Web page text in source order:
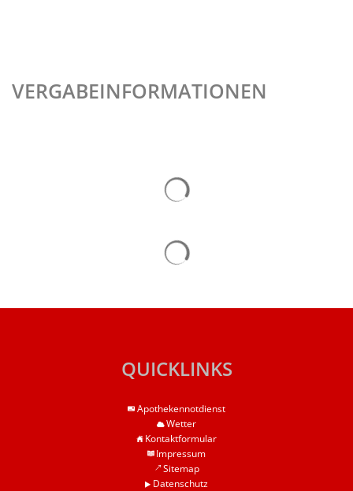
VERGABEINFORMATIONEN
QUICKLINKS
Apothekennotdienst
Wetter
Kontaktformular
Impressum
Sitemap
Datenschutz